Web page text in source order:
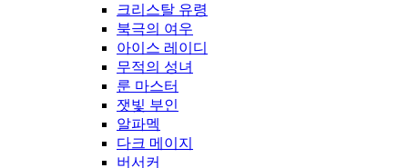
크리스탈 유령
북극의 여우
아이스 레이디
무적의 성녀
룬 마스터
잿빛 부인
알파멕
다크 메이지
버서커